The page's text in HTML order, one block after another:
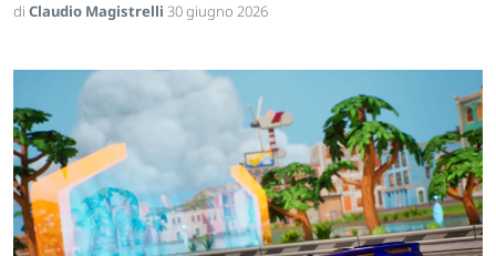
di Claudio Magistrelli 30 giugno 2026